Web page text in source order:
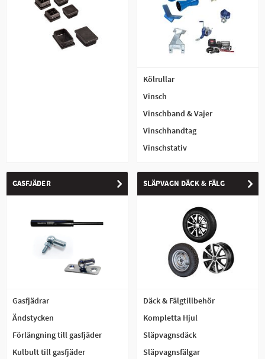
Kölrullar
Vinsch
Vinschband & Vajer
Vinschhandtag
Vinschstativ
GASFJÄDER
Gasfjädrar
Ändstycken
Förlängning till gasfjäder
Kulbult till gasfjäder
SLÄPVAGN DÄCK & FÄLG
Däck & Fälgtillbehör
Kompletta Hjul
Släpvagnsdäck
Släpvagnsfälgar